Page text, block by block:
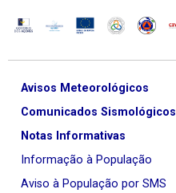
Avisos Meteorológicos
Comunicados Sismológicos
Notas Informativas
Informação à População
Aviso à População por SMS